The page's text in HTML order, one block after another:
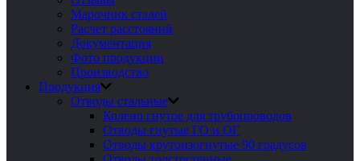
Марочник сталей
Расчет расстояний
Документация
Фото продукции
Производство
Продукция
Отводы стальные
Колено гнутое для трубопроводов
Отводы гнутые ГО и ОГ
Отводы крутоизогнутые 90 градусов